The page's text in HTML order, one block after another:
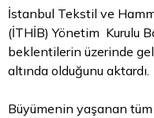
İstanbul Tekstil ve
(İTHİB) Yönetim Kurulu
beklentilerin üzerinde
altında olduğunu aktardı.
Büyümenin yaşanan